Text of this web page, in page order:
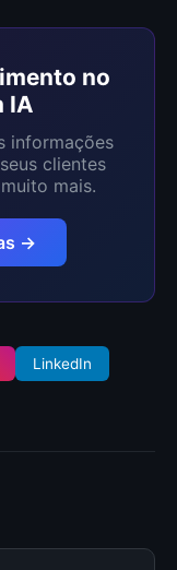
no
IA
informações
clientes
mais.
→
LinkedIn